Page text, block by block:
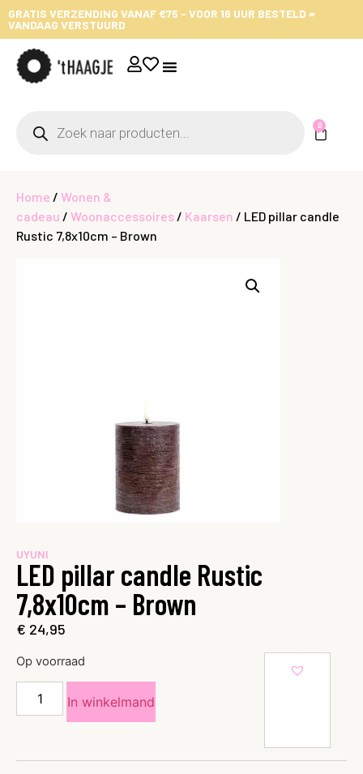
GRATIS VERZENDING VANAF €75 - VOOR 16 UUR BESTELD =
VANDAAG VERSTUURD
0
Home / Wonen &
cadeau / Woonaccessoires / Kaarsen / LED pillar candle
Rustic 7,8x10cm – Brown
UYUNI
LED pillar candle Rustic
7,8x10cm – Brown
€ 24,95
Op voorraad
In winkelmand